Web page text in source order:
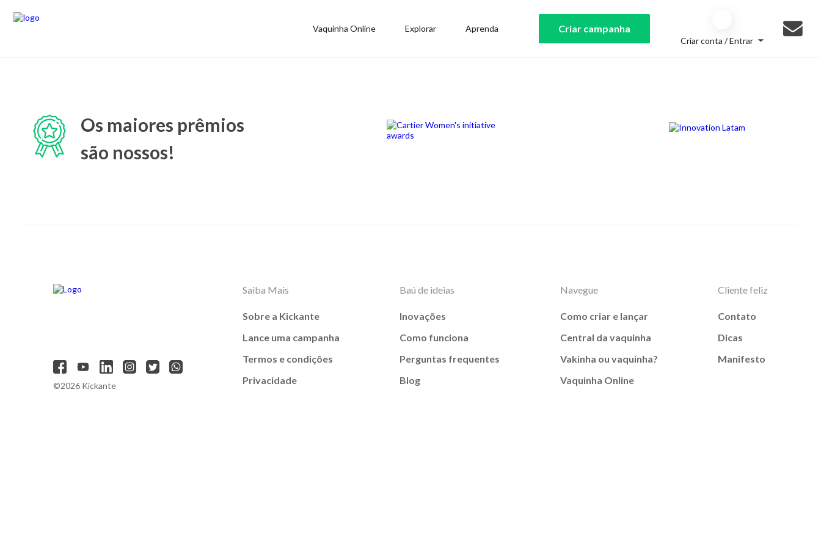
Vaquinha Online Explorar Aprenda Criar campanha
Criar conta / Entrar
Os maiores prêmios
são nossos!
©2026 Kickante
Saiba Mais
Sobre a Kickante
Lance uma campanha
Termos e condições
Privacidade
Baú de ideias
Inovações
Como funciona
Perguntas frequentes
Blog
Navegue
Como criar e lançar
Central da vaquinha
Vakinha ou vaquinha?
Vaquinha Online
Cliente feliz
Contato
Dicas
Manifesto